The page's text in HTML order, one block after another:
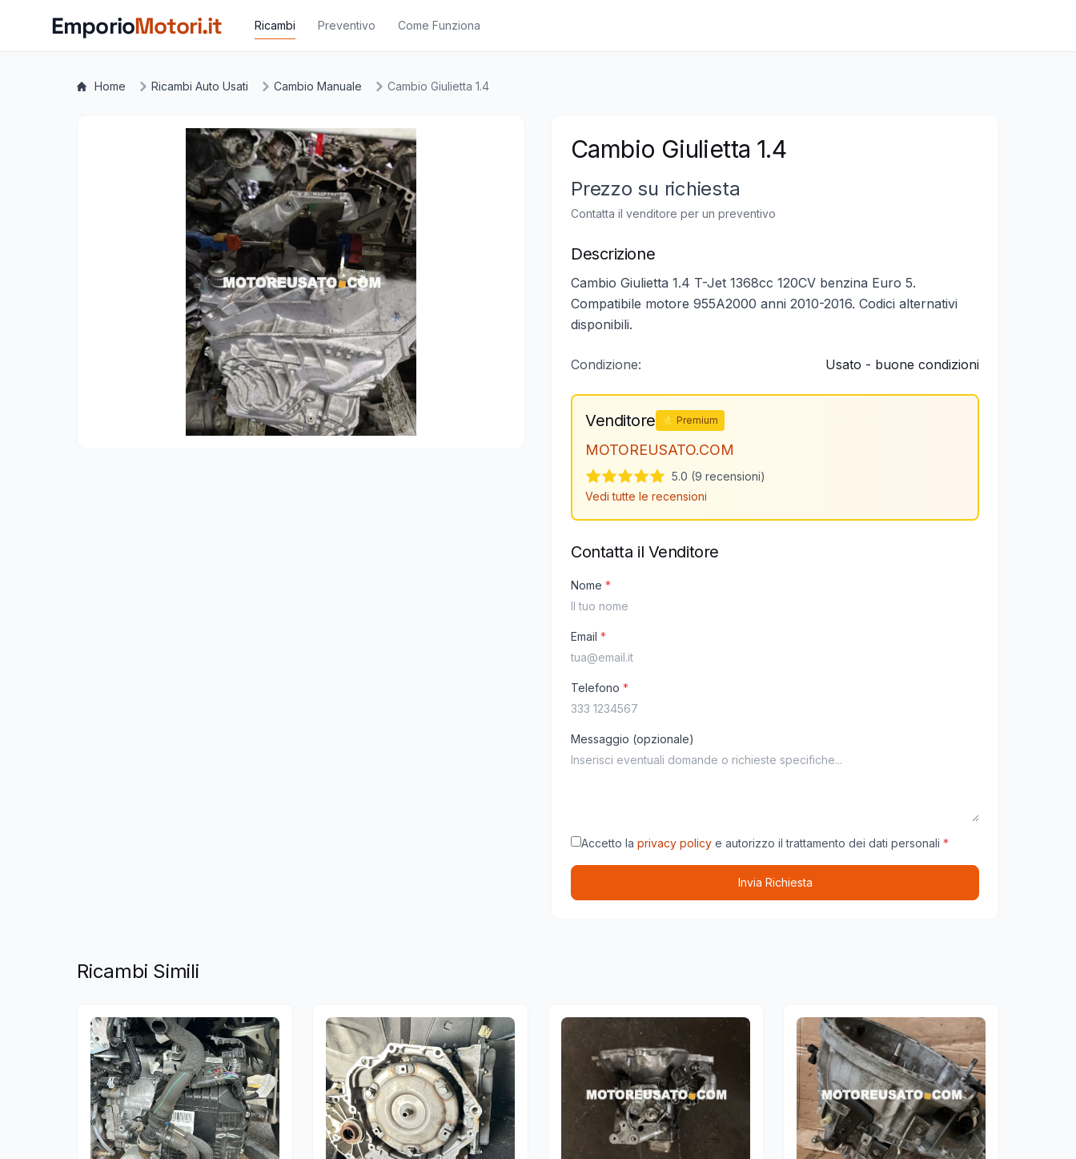
EmporioMotori.it Ricambi Preventivo Come Funziona
Home Ricambi Auto Usati Cambio Manuale Cambio Giulietta 1.4
Cambio Giulietta 1.4
Prezzo su richiesta
Contatta il venditore per un preventivo
Descrizione
Cambio Giulietta 1.4 T-Jet 1368cc 120CV benzina Euro 5.
Compatibile motore 955A2000 anni 2010-2016. Codici alternativi
disponibili.
Condizione: Usato - buone condizioni
Venditore ⭐ Premium
MOTOREUSATO.COM
5.0 (9 recensioni)
Vedi tutte le recensioni
Contatta il Venditore
Nome *
Email *
Telefono *
Messaggio (opzionale)
Accetto la privacy policy e autorizzo il trattamento dei dati personali *
Invia Richiesta
Ricambi Simili